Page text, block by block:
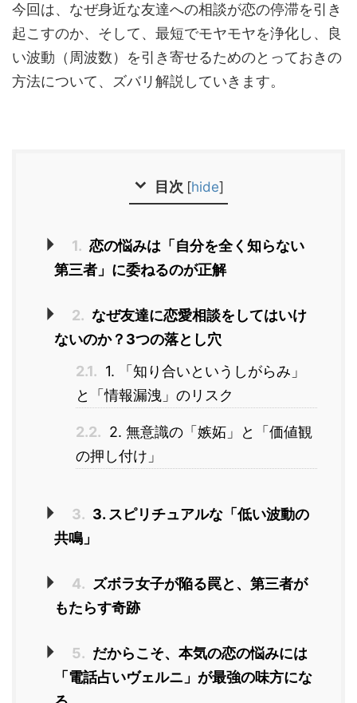
今回は、なぜ身近な友達への相談が恋の停滞を引き
起こすのか、そして、最短でモヤモヤを浄化し、良
い波動（周波数）を引き寄せるためのとっておきの
方法について、ズバリ解説していきます。
目次 [hide]
1. 恋の悩みは「自分を全く知らない
第三者」に委ねるのが正解
2. なぜ友達に恋愛相談をしてはいけ
ないのか？3つの落とし穴
2.1. 1. 「知り合いというしがらみ」
と「情報漏洩」のリスク
2.2. 2. 無意識の「嫉妬」と「価値観
の押し付け」
3. 3. スピリチュアルな「低い波動の
共鳴」
4. ズボラ女子が陥る罠と、第三者が
もたらす奇跡
5. だからこそ、本気の恋の悩みには
「電話占いヴェルニ」が最強の味方にな